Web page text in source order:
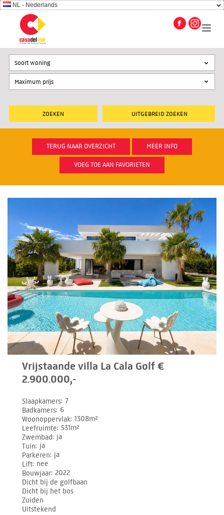
NL - Nederlands
UITGEBREID ZOEKEN
Soort woning
TERUG NAAR OVERZICHT MEER INFO
VOEG TOE AAN FAVORIETEN
Vrijstaande villa La Cala Golf €
2.900.000,-
Slaapkamers 7
Badkamers 6
Woonoppervlak 1308m²
Leefruimte 531m²
Zwembad ja
Tuin ja
Parkeren ja
Lift nee
Bouwjaar 2022
Dicht bij de golfbaan
Dicht bij het bos
Zuiden
Uitstekend